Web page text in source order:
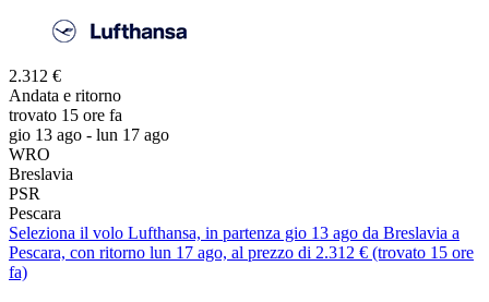
2.312 €
Andata e ritorno
trovato 15 ore fa
gio 13 ago - lun 17 ago
WRO
Breslavia
PSR
Pescara
Seleziona il volo Lufthansa, in partenza gio 13 ago da Breslavia a
Pescara, con ritorno lun 17 ago, al prezzo di 2.312 € (trovato 15 ore
fa)